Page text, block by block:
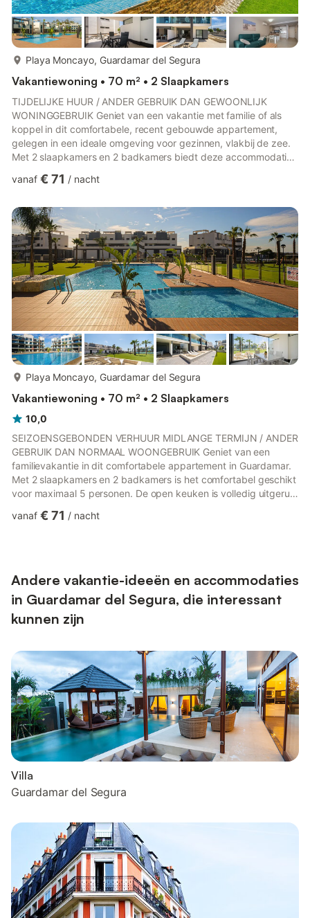
Playa Moncayo, Guardamar del Segura
Vakantiewoning • 70 m² • 2 Slaapkamers
TIJDELIJKE HUUR / ANDER GEBRUIK DAN GEWOONLIJK
WONINGGEBRUIK Geniet van een vakantie met familie of als
koppel in dit comfortabele, recent gebouwde appartement,
gelegen in een ideale omgeving voor gezinnen, vlakbij de zee.
Met 2 slaapkamers en 2 badkamers biedt deze accommodatie
verblijf. Het appartement beschikt over een overdekte en privé
vergemakkelijkt. Er is ook een groot terras van 20 m² waar u
kunt genieten van aangename momenten buiten. Wat de
voorzieningen betreft, is het appart...
vanaf € 71 / nacht
Playa Moncayo, Guardamar del Segura
Vakantiewoning • 70 m² • 2 Slaapkamers
10,0
SEIZOENSGEBONDEN VERHUUR MIDLANGE TERMIJN / ANDER
GEBRUIK DAN NORMAAL WOONGEBRUIK Geniet van een
familievakantie in dit comfortabele appartement in Guardamar.
Met 2 slaapkamers en 2 badkamers is het comfortabel geschikt
voor maximaal 5 personen. De open keuken is volledig uitgerust
magnetron en koffiezetapparaat, wat het bereiden van
Geniet van gratis WiFi om ver...
vanaf € 71 / nacht
Andere vakantie-ideeën en accommodaties
in Guardamar del Segura, die interessant
kunnen zijn
Villa
Guardamar del Segura